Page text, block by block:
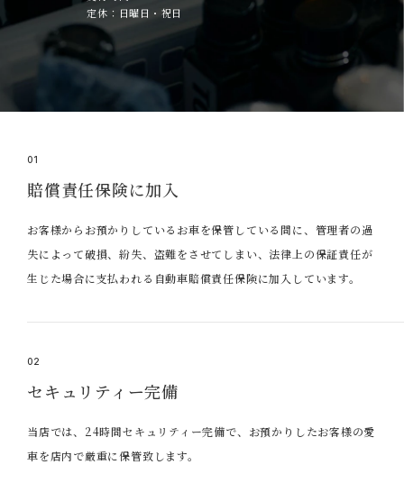
定休：日曜日・祝日
01
賠償責任保険に加入
お客様からお預かりしているお車を保管している間に、管理者の過
失によって破損、紛失、盗難をさせてしまい、法律上の保証責任が
生じた場合に支払われる自動車賠償責任保険に加入しています。
02
セキュリティー完備
当店では、24時間セキュリティー完備で、お預かりしたお客様の愛
車を店内で厳重に保管致します。